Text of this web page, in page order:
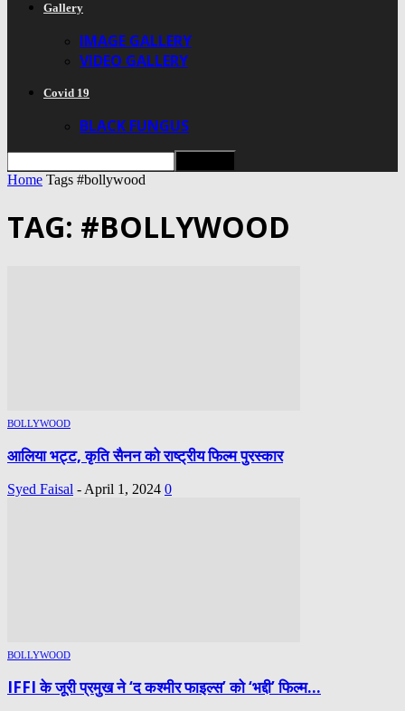
Gallery
IMAGE GALLERY
VIDEO GALLERY
Covid 19
BLACK FUNGUS
Home Tags #bollywood
TAG: #BOLLYWOOD
BOLLYWOOD
आलिया भट्ट, कृति सैनन को राष्ट्रीय फिल्म पुरस्कार
Syed Faisal - April 1, 2024 0
BOLLYWOOD
IFFI के जूरी प्रमुख ने ‘द कश्मीर फाइल्स’ को ‘भद्दी’ फिल्म...